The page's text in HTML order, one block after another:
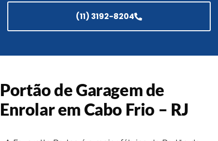
Aldeia – RJ
Portão de Garagem de
Enrolar em São João de
Portão de Garagem de
Enrolar em Rio das Ostras –
RJ
Portão de Garagem de
(11) 3192-8204
Portão de Garagem de
Enrolar em Cabo Frio – RJ